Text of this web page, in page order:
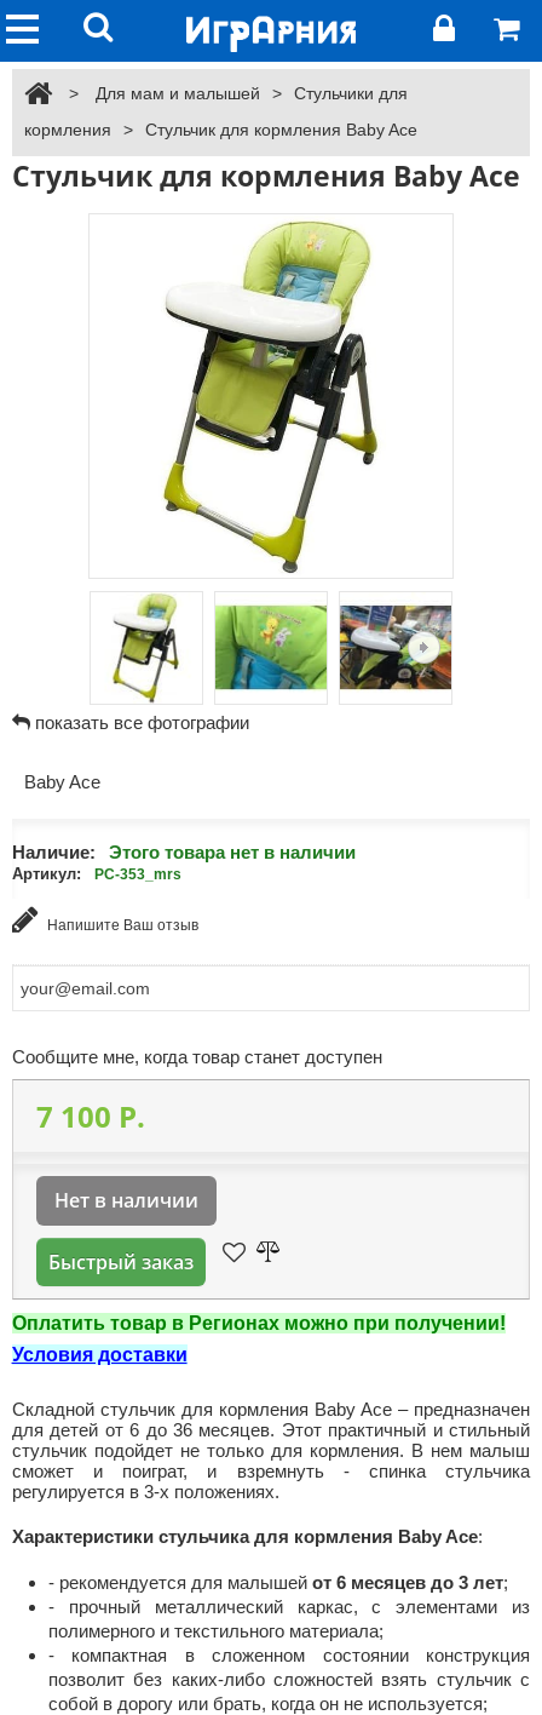
> Для мам и малышей >
Стульчики для
кормления
> Стульчик для кормления Baby Ace
Стульчик для кормления Baby Ace
показать все фотографии
Baby Ace
Наличие: Этого товара нет в наличии
Артикул: PC-353_mrs
Напишите Ваш отзыв
Сообщите мне, когда товар станет доступен
7 100 P.
Нет в наличии
Быстрый заказ
Оплатить товар в Регионах можно при получении!
Условия доставки
Складной стульчик для кормления Baby Ace – предназначен
для детей от 6 до 36 месяцев. Этот практичный и стильный
стульчик подойдет не только для кормления. В нем малыш
сможет и поиграт, и взремнуть - спинка стульчика
регулируется в 3-х положениях.
Характеристики стульчика для кормления Baby Ace:
- рекомендуется для малышей от 6 месяцев до 3 лет;
- прочный металлический каркас, с элементами из
полимерного и текстильного материала;
- компактная в сложенном состоянии конструкция
позволит без каких-либо сложностей взять стульчик с
собой в дорогу или брать, когда он не используется;